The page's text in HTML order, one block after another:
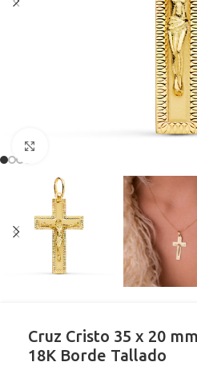
Cruz Cristo 35 x 20
18K Borde Tallado